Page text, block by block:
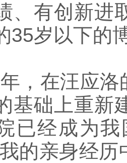
、有创新进
35岁以下的
，在汪应洛
基础上重新
已经成为
的亲身经